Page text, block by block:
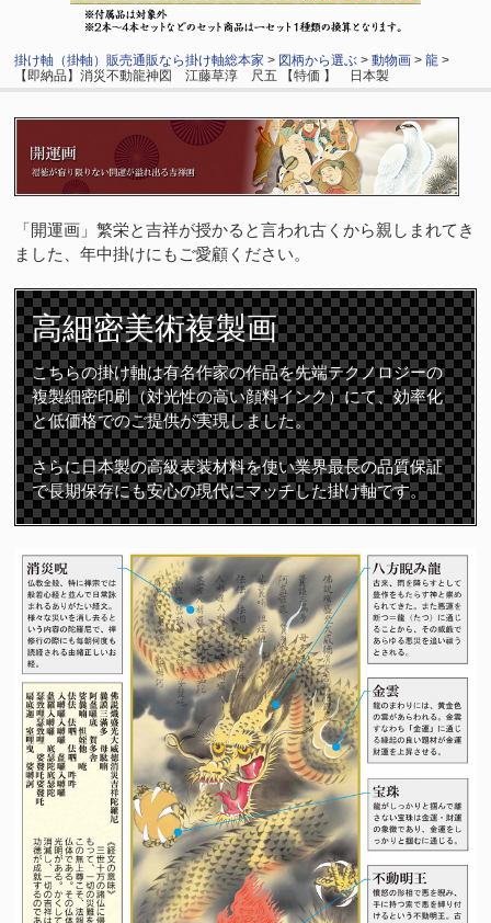
掛け軸（掛軸）販売通販なら掛け軸総本家 > 図柄から選ぶ >動物画 >龍 >
【即納品】消災不動龍神図 江藤草淳 尺五 【特価 】 日本製
「開運画」繁栄と吉祥が授かると言われ古くから親しまれてき
ました、年中掛けにもご愛顧ください。
高細密美術複製画
こちらの掛け軸は有名作家の作品を先端テクノロジーの
複製細密印刷（対光性の高い顔料インク）にて、効率化
と低価格でのご提供が実現しました。
さらに日本製の高級表装材料を使い業界最長の品質保証
で長期保存にも安心の現代にマッチした掛け軸です。